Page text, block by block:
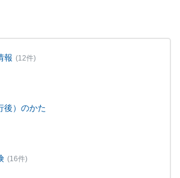
報 (12件)
後）のかた
(16件)